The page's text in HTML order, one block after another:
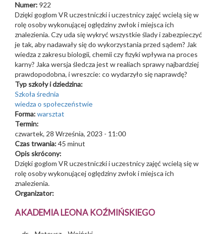
Numer:922
Dzięki goglom VR uczestniczki i uczestnicy zajęć wcielą się w
rolę osoby wykonującej oględziny zwłok i miejsca ich
znalezienia. Czy uda się wykryć wszystkie ślady i zabezpieczyć
je tak, aby nadawały się do wykorzystania przed sądem? Jak
wiedza z zakresu biologii, chemii czy fizyki wpływa na proces
karny? Jaka wersja śledcza jest w realiach sprawy najbardziej
prawdopodobna, i wreszcie: co wydarzyło się naprawdę?
Typ szkoły i dziedzina:
Szkoła średnia
wiedza o społeczeństwie
Forma:warsztat
Termin:
czwartek, 28 Września, 2023 - 11:00
Czas trwania:45 minut
Opis skrócony:
Dzięki goglom VR uczestniczki i uczestnicy zajęć wcielą się w
rolę osoby wykonującej oględziny zwłok i miejsca ich
znalezienia.
Organizator:
AKADEMIA LEONA KOŹMIŃSKIEGO